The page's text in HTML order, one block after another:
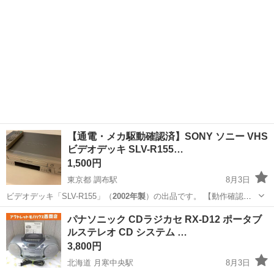
【通電・メカ駆動確認済】SONY ソニー VHS
ビデオデッキ SLV-R155…
1,500円
東京都 調布駅
8月3日
ビデオデッキ「SLV-R155」（2002年製）の出品です。 【動作確認・
商品…
東京 調布市 調布駅 その他
パナソニック CDラジカセ RX-D12 ポータブ
ルステレオ CD システム …
3,800円
北海道 月寒中央駅
8月3日